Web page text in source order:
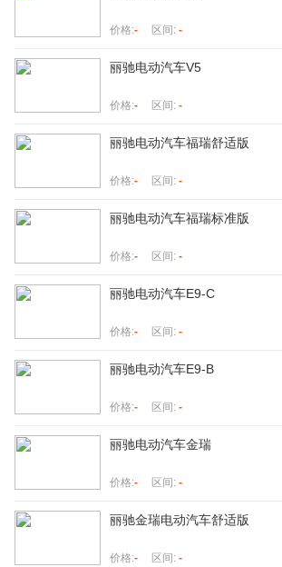
价格:- 区间: -
丽驰电动汽车V5
价格:- 区间: -
丽驰电动汽车福瑞舒适版
价格:- 区间: -
丽驰电动汽车福瑞标准版
价格:- 区间: -
丽驰电动汽车E9-C
价格:- 区间: -
丽驰电动汽车E9-B
价格:- 区间: -
丽驰电动汽车金瑞
价格:- 区间: -
丽驰金瑞电动汽车舒适版
价格:- 区间: -